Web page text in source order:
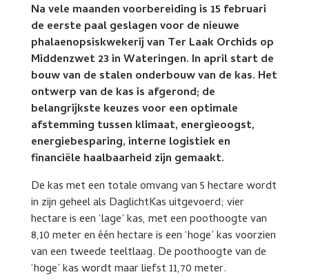
Na vele maanden voorbereiding is 15 februari
de eerste paal geslagen voor de nieuwe
phalaenopsiskwekerij van Ter Laak Orchids op
Middenzwet 23 in Wateringen. In april start de
bouw van de stalen onderbouw van de kas. Het
ontwerp van de kas is afgerond; de
belangrijkste keuzes voor een optimale
afstemming tussen klimaat, energieoogst,
energiebesparing, interne logistiek en
financiële haalbaarheid zijn gemaakt.
De kas met een totale omvang van 5 hectare wordt
in zijn geheel als DaglichtKas uitgevoerd; vier
hectare is een ‘lage’ kas, met een poothoogte van
8,10 meter en één hectare is een ‘hoge’ kas voorzien
van een tweede teeltlaag. De poothoogte van de
‘hoge’ kas wordt maar liefst 11,70 meter.